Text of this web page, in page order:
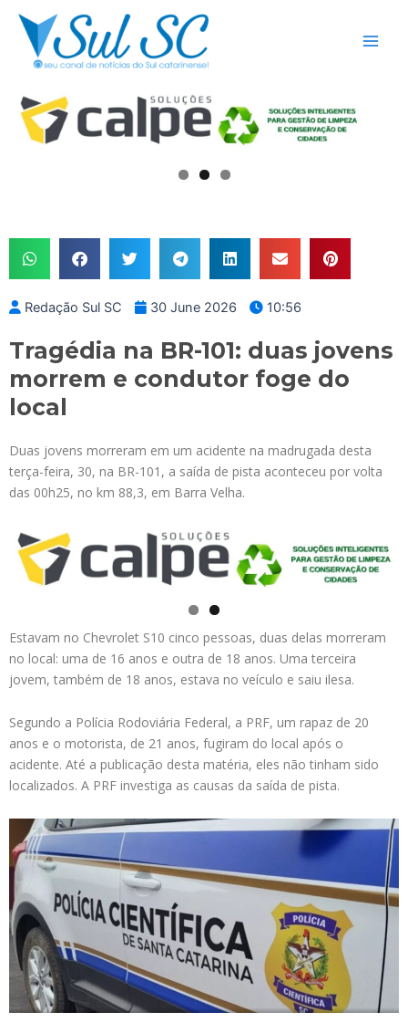
Skip
content
Redação Sul SC 30 June 2026 10:56
Tragédia na BR-101: duas jovens
morrem e condutor foge do
local
Duas jovens morreram em um acidente na madrugada desta
terça-feira, 30, na BR-101, a saída de pista aconteceu por volta
das 00h25, no km 88,3, em Barra Velha.
Estavam no Chevrolet S10 cinco pessoas, duas delas morreram
no local: uma de 16 anos e outra de 18 anos. Uma terceira
jovem, também de 18 anos, estava no veículo e saiu ilesa.
Segundo a Polícia Rodoviária Federal, a PRF, um rapaz de 20
anos e o motorista, de 21 anos, fugiram do local após o
acidente. Até a publicação desta matéria, eles não tinham sido
localizados. A PRF investiga as causas da saída de pista.